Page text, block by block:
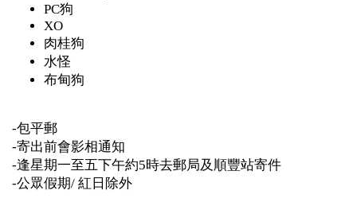
PC狗
XO
肉桂狗
水怪
布甸狗
-包平郵
-寄出前會影相通知
-逢星期一至五下午約5時去郵局及順豐站寄件
-公眾假期/ 紅日除外